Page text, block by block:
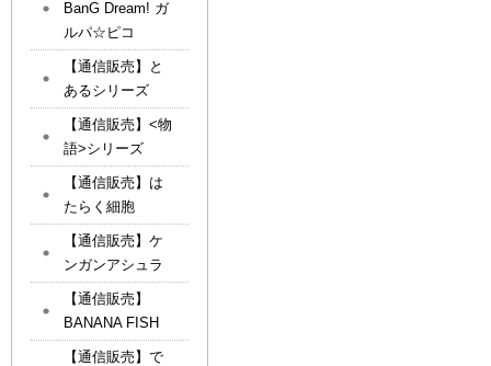
BanG Dream! ガ
ルパ☆ピコ
【通信販売】と
あるシリーズ
【通信販売】<物
語>シリーズ
【通信販売】は
たらく細胞
【通信販売】ケ
ンガンアシュラ
【通信販売】
BANANA FISH
【通信販売】で